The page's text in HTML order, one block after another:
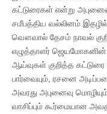
கட்டுரைகள் என்று
சமீபத்திய வல்லினம்
வௌவால் தேசம் நாவல்
எழுத்தாளர் ஜெயமோகனின்
ஆய்வுகள் குறித்த
பார்வையும், ரசனை
அவரது அபுனைவு
வாசிப்பும் கூர்மையான